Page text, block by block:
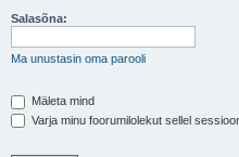
Salasõna:
Ma unustasin oma parooli
Mäleta mind
Varja minu foorumilolekut sellel